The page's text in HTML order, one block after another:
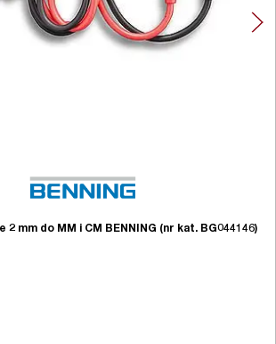
2 mm do MM i CM BENNING (nr kat. BG044146)